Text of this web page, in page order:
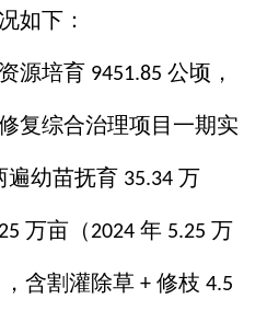
如下：
源培育 9451.85 公顷，
复综合治理项目一期实
遍幼苗抚育 35.34 万
万亩（ 2024 年 5.25 万
含割灌除草 + 修枝 4.5